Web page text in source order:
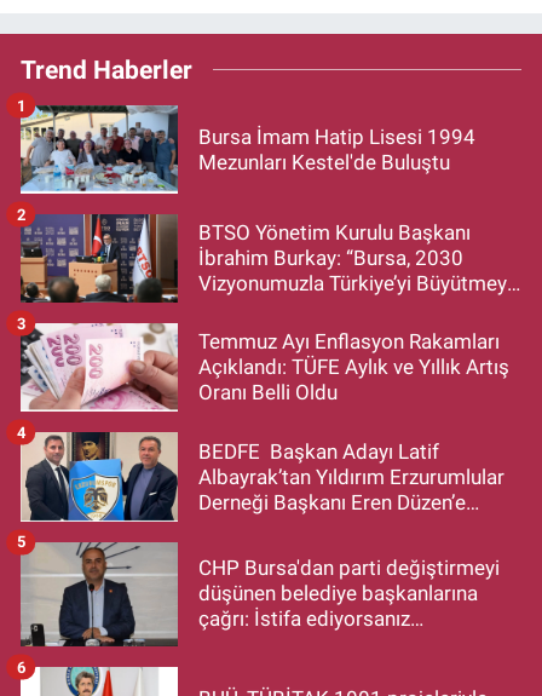
Trend Haberler
Bursa İmam Hatip Lisesi 1994
Mezunları Kestel'de Buluştu
1
BTSO Yönetim Kurulu Başkanı
İbrahim Burkay: “Bursa, 2030
Vizyonumuzla Türkiye’yi Büyütmeye
2
Temmuz Ayı Enflasyon Rakamları
Açıklandı: TÜFE Aylık ve Yıllık Artış
Oranı Belli Oldu
3
BEDFE Başkan Adayı Latif
Albayrak’tan Yıldırım Erzurumlular
Derneği Başkanı Eren Düzen’e
4
CHP Bursa'dan parti değiştirmeyi
düşünen belediye başkanlarına
çağrı: İstifa ediyorsanız
5
6